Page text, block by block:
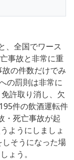
、全国でワース
事故と非常に重
の件数だけでみ
の罰則は非常に
許取り消し、欠
件の飲酒運転件
・死亡事故が起
ようにしましょ
そうになった場
ょう。